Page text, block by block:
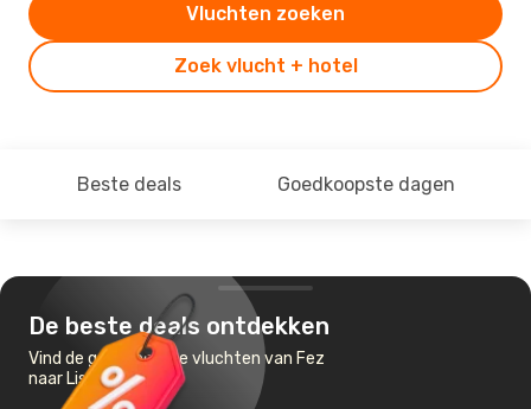
Zoek vlucht + hotel
Vluchten zoeken
Beste deals Goedkoopste dagen
De beste deals ontdekken
Vind de goedkoopste vluchten van Fez
naar Lissabon